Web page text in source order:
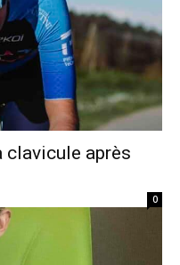
clavicule après
0